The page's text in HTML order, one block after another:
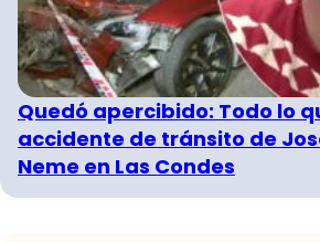
Quedó apercibido: Todo lo
accidente de tránsito de
Neme en Las Condes